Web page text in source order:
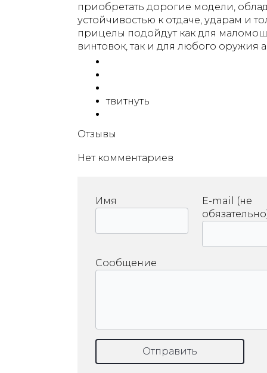
приобретать дорогие модели,
устойчивостью к отдаче, ударам и
прицелы подойдут как для
винтовок, так и для любого оружия
твитнуть
Отзывы
Нет комментариев
Имя
E-mail (не
Сообщение
Отправить